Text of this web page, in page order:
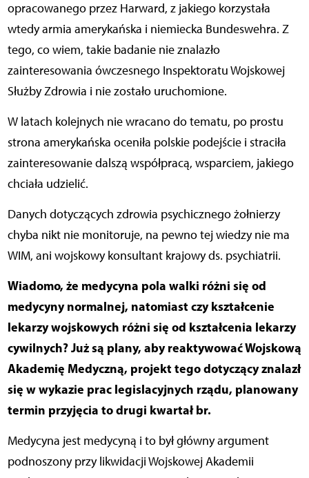
opracowanego przez Harward, z jakiego korzystała
wtedy armia amerykańska i niemiecka Bundeswehra. Z
tego, co wiem, takie badanie nie znalazło
zainteresowania ówczesnego Inspektoratu Wojskowej
Służby Zdrowia i nie zostało uruchomione.
W latach kolejnych nie wracano do tematu, po prostu
strona amerykańska oceniła polskie podejście i straciła
zainteresowanie dalszą współpracą, wsparciem, jakiego
chciała udzielić.
Danych dotyczących zdrowia psychicznego żołnierzy
chyba nikt nie monitoruje, na pewno tej wiedzy nie ma
WIM, ani wojskowy konsultant krajowy ds. psychiatrii.
Wiadomo, że medycyna pola walki różni się od
medycyny normalnej, natomiast czy kształcenie
lekarzy wojskowych różni się od kształcenia lekarzy
cywilnych? Już są plany, aby reaktywować Wojskową
Akademię Medyczną, projekt tego dotyczący znalazł
się w wykazie prac legislacyjnych rządu, planowany
termin przyjęcia to drugi kwartał br.
Medycyna jest medycyną i to był główny argument
podnoszony przy likwidacji Wojskowej Akademii